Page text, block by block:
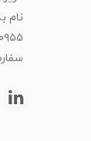
نام